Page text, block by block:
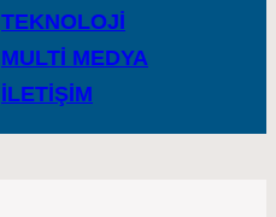
TEKNOLOJİ
MULTİ MEDYA
İLETİŞİM